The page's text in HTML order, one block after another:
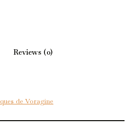
Reviews (0)
de Voragine